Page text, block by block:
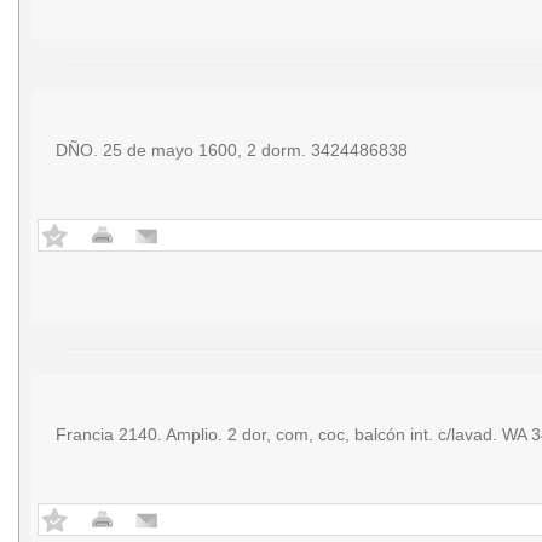
DÑO. 25 de mayo 1600, 2 dorm. 3424486838
Francia 2140. Amplio. 2 dor, com, coc, balcón int. c/lavad. WA